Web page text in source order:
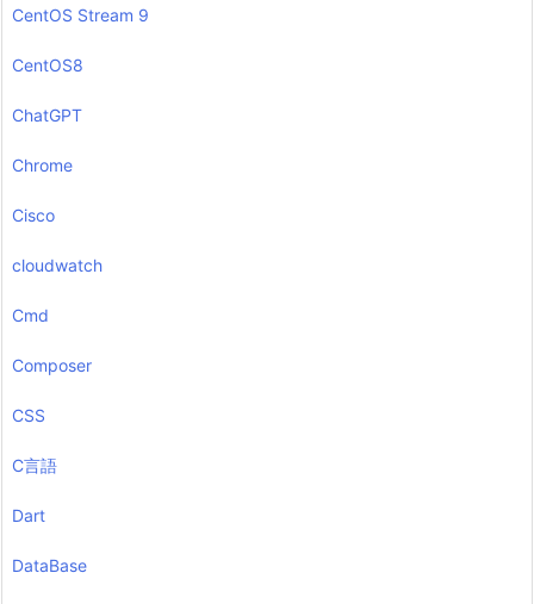
CentOS Stream 9
CentOS8
ChatGPT
Chrome
Cisco
cloudwatch
Cmd
Composer
CSS
C言語
Dart
DataBase